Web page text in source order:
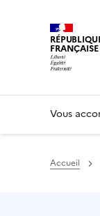
FRANÇAISE
Vous
Accueil